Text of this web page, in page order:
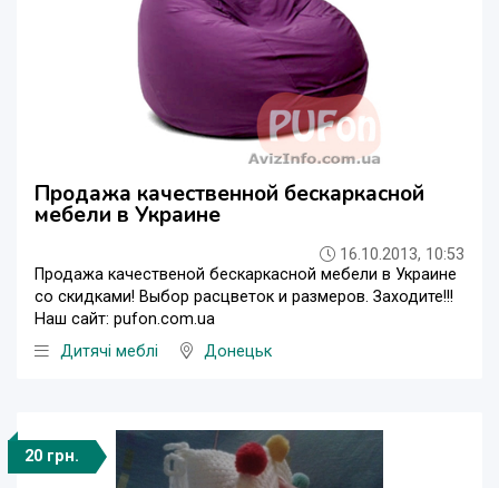
Продажа качественной бескаркасной
мебели в Украине
16.10.2013, 10:53
Продажа качественой бескаркасной мебели в Украине
со скидками! Выбор расцветок и размеров. Заходите!!!
Наш сайт: pufon.com.ua
Дитячі меблі
Донецьк
20 грн.